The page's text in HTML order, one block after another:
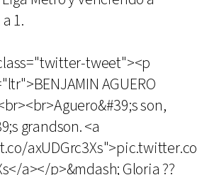
1.
tweet"><p
AGUERO
son,
grandson. <a
axUDGrc3Xs">pic.twitter.co
a></p>&mdash; Gloria ??